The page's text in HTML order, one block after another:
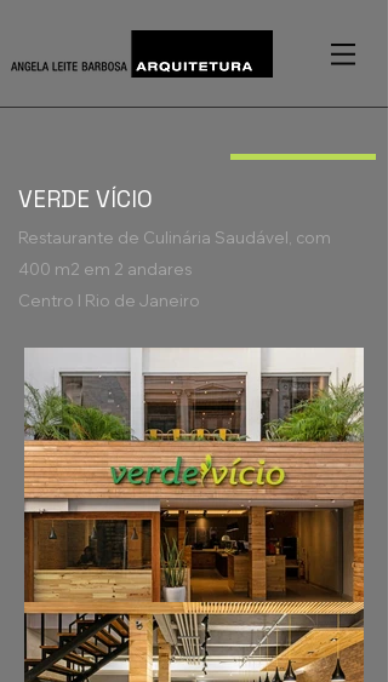
VERDE VÍCIO
Restaurante de Culinária Saudável, com
400 m2 em 2 andares
Centro I Rio de Janeiro